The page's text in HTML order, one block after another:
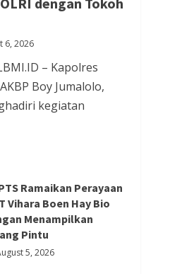
5, 2026
Ekonomi dan Bisnis
Sosial dan Budaya
Vihara Tertua
Politik
Terima
Sidang
6, 2026
– Kapolres
Boy Jumalolo,
kegiatan
Ramaikan Perayaan
Vihara Boen Hay Bio
Menampilkan
Pintu
5, 2026